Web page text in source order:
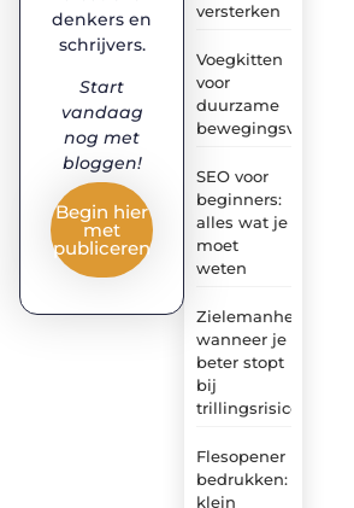
versterken
Voegkitten
voor
duurzame
bewegingsvoegen
SEO voor
beginners:
alles wat je
moet
weten
wanneer je
beter stopt
bij
trillingsrisico
Flesopener
bedrukken:
klein
denkers en
schrijvers.
Start
vandaag
nog met
bloggen!
Begin hier
met
publiceren